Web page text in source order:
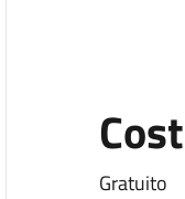
Gratuito